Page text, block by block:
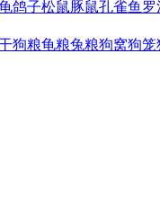
鸽子松鼠豚鼠孔雀鱼 罗
狗粮龟粮兔粮狗窝狗笼